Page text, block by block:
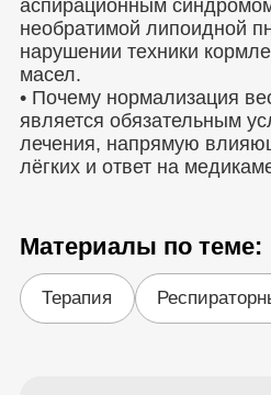
аспирационным
необратимой липоидной
нарушении техники
масел.
• Почему нормализация
является обязательным
лечения, напрямую
лёгких и ответ на
Материалы по теме:
Терапия